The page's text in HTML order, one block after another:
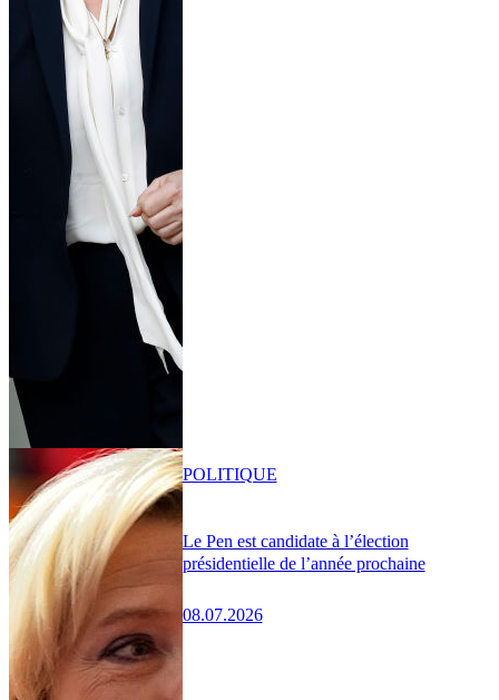
Le Pen est candidate à l’élection
présidentielle de l’année prochaine
08.07.2026
POLITIQUE